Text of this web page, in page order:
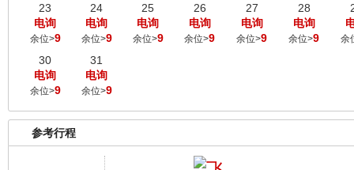
23
电询
余位>9
24
电询
余位>9
25
电询
余位>9
26
电询
余位>9
27
电询
余位>9
28
电询
余位>9 余
30
电询
余位>9
31
电询
余位>9
参考行程